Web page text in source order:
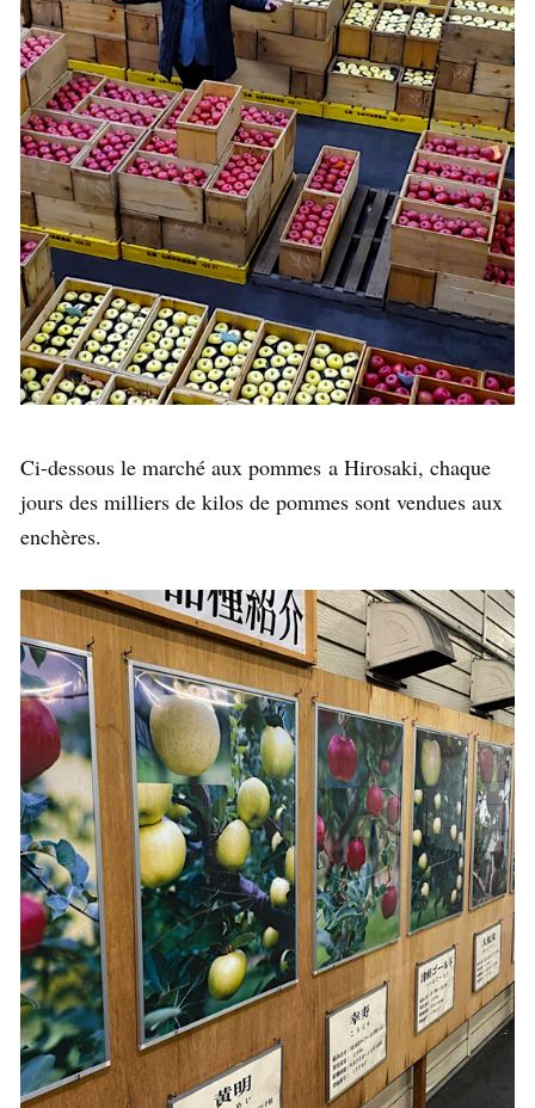
Ci-dessous le marché aux pommes a Hirosaki, chaque
jours des milliers de kilos de pommes sont vendues aux
enchères.